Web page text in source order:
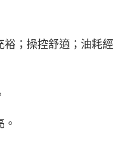
；操控舒適；油耗經